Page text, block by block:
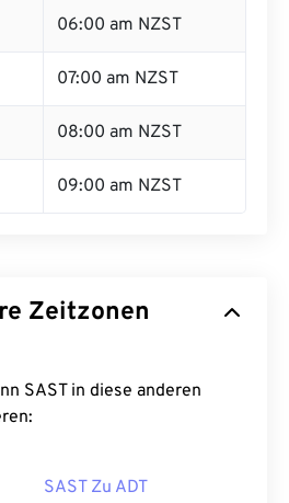
06:00 am NZST
07:00 am NZST
08:00 am NZST
09:00 am NZST
Zeitzonen
SAST in diese anderen
SAST Zu ADT